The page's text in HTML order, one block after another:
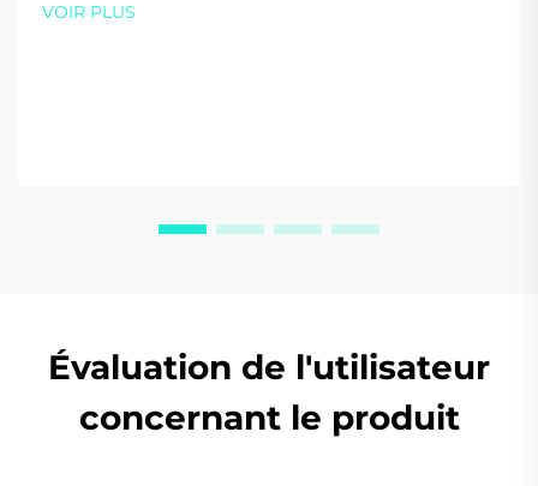
aujourd'hui. En savoir plus.
VOIR PLUS
Évaluation de l'utilisateur
concernant le produit